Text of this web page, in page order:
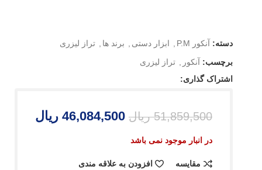
دسته: آنکور P.M ابزار دستی برند ها
تراز لیزری
برچسب: آنکور
تراز لیزری
اشتراک گذاری:
51,859,500 ریال 46,084,500 ریال
در انبار موجود نمی باشد
مقایسه افزودن به علاقه مندی